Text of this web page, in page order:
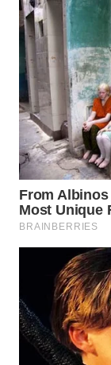
WN
INDRAMAYU
WN
KUNINGAN
WN
MAJALENGKA
WN
SUBANG
SUKABUMI
WN
PURWAKARTA